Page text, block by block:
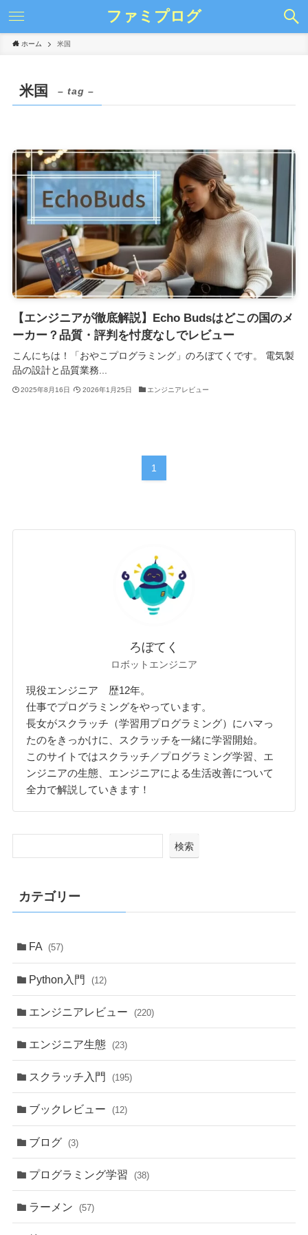
ファミプログ
ホーム 米国
米国 – tag –
【エンジニアが徹底解説】Echo Budsはどこの国のメ
ーカー？品質・評判を忖度なしでレビュー
こんにちは！「おやこプログラミング」のろぼてくです。 電気製
品の設計と品質業務...
2025年8月16日 2026年1月25日 エンジニアレビュー
1
ろぼてく
ロボットエンジニア
現役エンジニア 歴12年。
仕事でプログラミングをやっています。
長女がスクラッチ（学習用プログラミング）にハマっ
たのをきっかけに、スクラッチを一緒に学習開始。
このサイトではスクラッチ／プログラミング学習、エ
ンジニアの生態、エンジニアによる生活改善について
全力で解説していきます！
検索
カテゴリー
FA (57)
Python入門 (12)
エンジニアレビュー (220)
エンジニア生態 (23)
スクラッチ入門 (195)
ブックレビュー (12)
ブログ (3)
プログラミング学習 (38)
ラーメン (57)